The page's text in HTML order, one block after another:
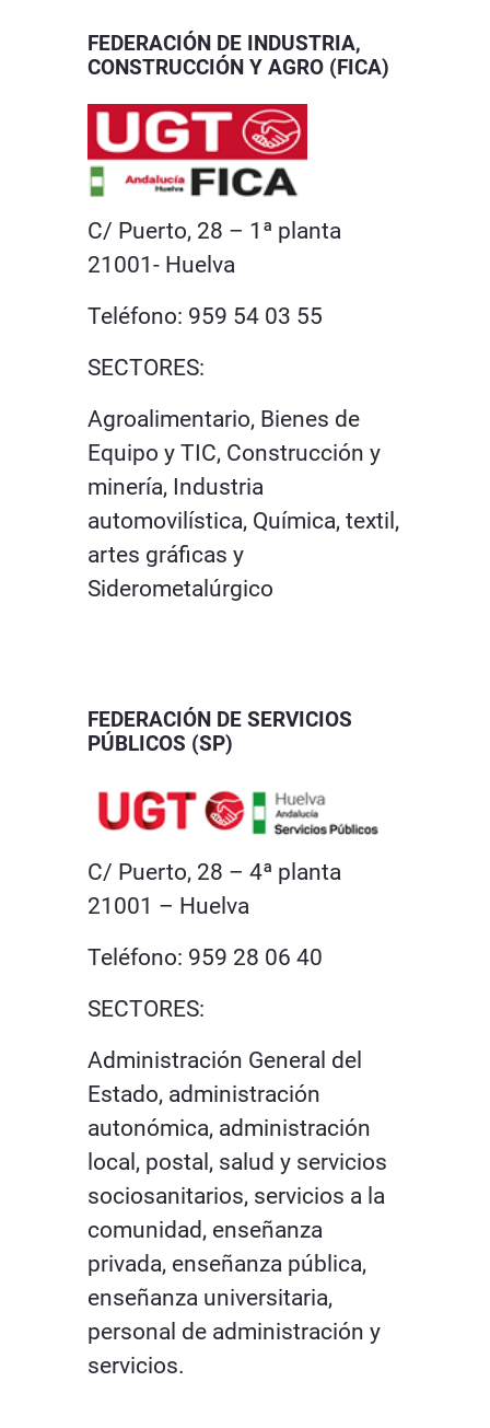
FEDERACIÓN DE INDUSTRIA,
CONSTRUCCIÓN Y AGRO (FICA)
C/ Puerto, 28 – 1ª planta
21001- Huelva
Teléfono: 959 54 03 55
SECTORES:
Agroalimentario, Bienes de
Equipo y TIC, Construcción y
minería, Industria
automovilística, Química, textil,
artes gráficas y
Siderometalúrgico
FEDERACIÓN DE SERVICIOS
PÚBLICOS (SP)
C/ Puerto, 28 – 4ª planta
21001 – Huelva
Teléfono: 959 28 06 40
SECTORES:
Administración General del
Estado, administración
autonómica, administración
local, postal, salud y servicios
sociosanitarios, servicios a la
comunidad, enseñanza
privada, enseñanza pública,
enseñanza universitaria,
personal de administración y
servicios.